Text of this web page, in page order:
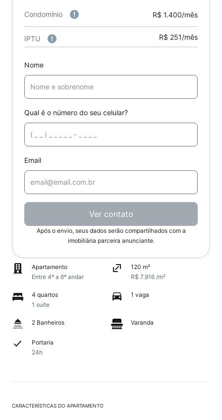
Condomínio R$ 1.400/mês
IPTU R$ 251/mês
Nome
Qual é o número do seu celular?
Email
Ver contato
Após o envio, seus dados serão compartilhados com a
imobiliária parceira anunciante.
Apartamento
Entre 4º a 6º andar
120 m²
R$ 7.916 /m²
4 quartos
1 suíte
1 vaga
2 Banheiros Varanda
Portaria
24h
CARACTERÍSTICAS DO APARTAMENTO